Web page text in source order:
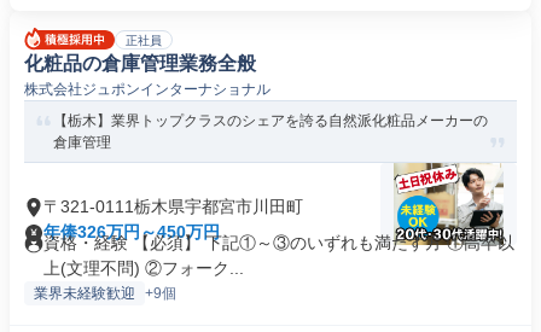
正社員
化粧品の倉庫管理業務全般
株式会社ジュポンインターナショナル
【栃木】業界トップクラスのシェアを誇る自然派化粧品メーカーの
倉庫管理
〒321-0111栃木県宇都宮市川田町
年俸326万円～450万円
資格・経験 【必須】 下記①～③のいずれも満たす方 ①高卒以
上(文理不問) ②フォーク...
業界未経験歓迎 +9個